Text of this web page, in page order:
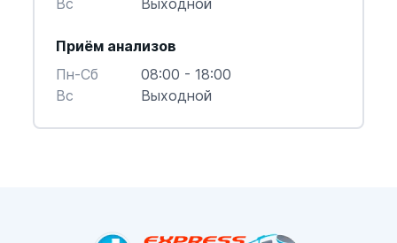
Вс
Выходной
Приём анализов
Пн-Cб
08:00 - 18:00
Вс
Выходной